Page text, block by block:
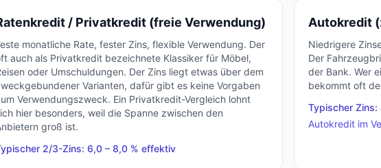
/ Privatkredit (freie Verwendung)
monatliche Rate, fester Zins, flexible Verwendung. Der
auch als Privatkredit bezeichnete Klassiker für Möbel,
oder Umschuldungen. Der Zins liegt etwas über dem
Varianten, dafür gibt es keine Vorgaben
Verwendungszweck. Ein Privatkredit-Vergleich lohnt
hier besonders, weil die Spanne zwischen den
groß ist.
2/3-Zins: 6,0 – 8,0 % effektiv
Autokredit
Niedrigere
Der
der Bank. Wer
bekommt oft
Typischer
Autokredit im